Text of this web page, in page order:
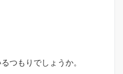
つもりでしょうか。